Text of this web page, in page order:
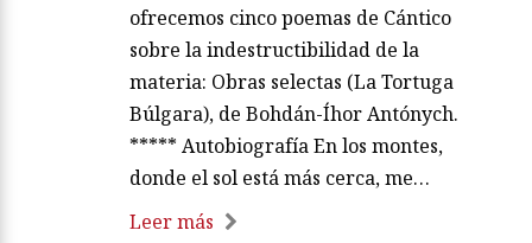
ofrecemos cinco poemas de Cántico
sobre la indestructibilidad de la
materia: Obras selectas (La Tortuga
Búlgara), de Bohdán-Íhor Antónych.
***** Autobiografía En los montes,
donde el sol está más cerca, me…
Leer más